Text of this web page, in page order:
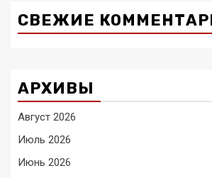
СВЕЖИЕ
АРХИВЫ
Август 2026
Июль 2026
Июнь 2026